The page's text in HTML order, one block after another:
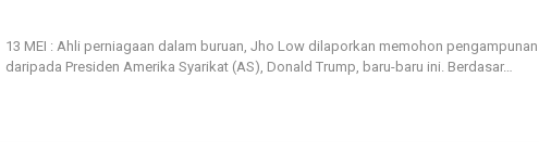
13 MEI : Ahli perniagaan dalam buruan, Jho Low dilaporkan memohon pengampunan
daripada Presiden Amerika Syarikat (AS), Donald Trump, baru-baru ini. Berdasar…